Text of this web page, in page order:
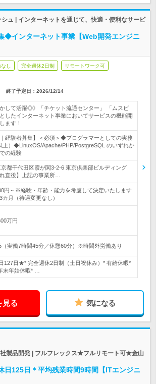
ュ | インターネットを通じて、快適・便利なサービ
◆インターネット事業【Web開発エンジニ
し 完全週休2日制 リモートワーク可
終了予定日： 2026/12/14
かして活躍◎》「チケット流通センター」 「ムスビ
したインターネット事業においてサービスの機能開
ます！
｜経験者募集】＜必須＞◆プログラマーとしての実務
上）◆LinuxOS/Apache/PHP/PostgreSQL のいずれか
の経験
京都千代田区霞が関3-2-6 東京倶楽部ビルディング
直後】上記の事業所…
円～※経験・年齢・能力を考慮して決定いたします
月（待遇変更なし）
万円
（実働7時間45分／休憩60分）※時間外労働あり
127日★* 完全週休2日制（土日祝休み）* 有給休暇*
末年始休暇* …
見る 気になる
製品開発 | フルフレックス★フルリモート可★金山
日125日＊平均残業時間9時間【ITエンジニ